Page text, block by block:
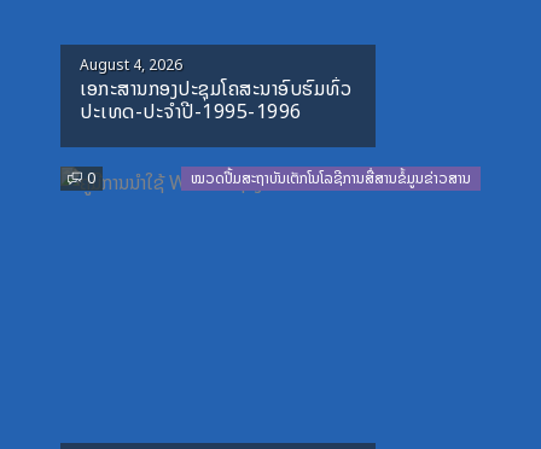
Posted
on
August 4, 2026
ເອກະສານກອງປະຊຸມໂຄສະນາອົບຮົມທົ່ວ
ປະເທດ-ປະຈໍາປີ-1995-1996
0 ໝວດປື້ມສະຖາບັນເຕັກໂນໂລຊີການສື່ສານຂໍ້ມູນຂ່າວສານ